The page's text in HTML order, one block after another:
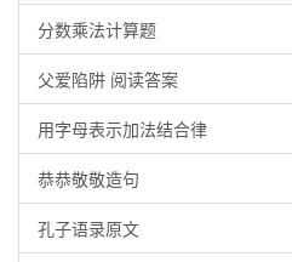
分数乘法计算题
父爱陷阱 阅读答案
用字母表示加法结合律
恭恭敬敬造句
孔子语录原文